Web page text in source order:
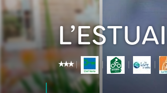
star_ratestar_ratestar_rate